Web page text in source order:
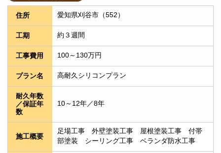
住所 愛知県刈谷市（552）
工期 約３週間
工事費用 100～130万円
プラン名 高耐久シリコンプラン
耐久年数
／保証年
数
10～12年／8年
施工概要
足場工事　外壁塗装工事　屋根塗装工事　付帯
部塗装　シーリング工事　ベランダ防水工事